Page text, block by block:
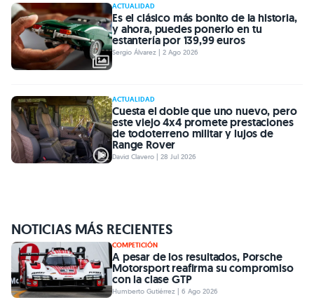
ACTUALIDAD
Es el clásico más bonito de la historia,
y ahora, puedes ponerlo en tu
estantería por 139,99 euros
Sergio Álvarez | 2 Ago 2026
ACTUALIDAD
Cuesta el doble que uno nuevo, pero
este viejo 4x4 promete prestaciones
de todoterreno militar y lujos de
Range Rover
David Clavero | 28 Jul 2026
NOTICIAS MÁS RECIENTES
COMPETICIÓN
A pesar de los resultados, Porsche
Motorsport reafirma su compromiso
con la clase GTP
Humberto Gutiérrez | 6 Ago 2026